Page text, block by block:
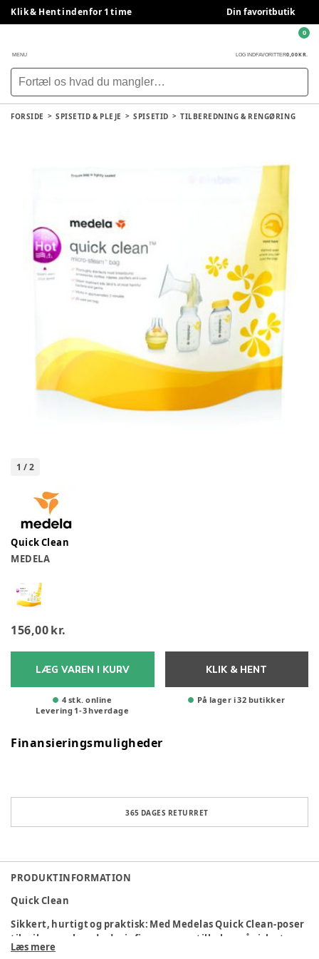
Klik & Hent indenfor 1 time Din favoritbutik
MENU LOG INDFAVORITTER0,00 KR.
0
FORSIDE SPISETID & PLEJE SPISETID TILBEREDNING & RENGØRING
1 /2
Quick Clean
MEDELA
156,00 kr.
LÆG VAREN I KURV
4 stk. online
Levering 1-3hverdage
KLIK & HENT
På lager i 32 butikker
Finansieringsmuligheder
365 DAGES RETURRET
PRODUKTINFORMATION
Quick Clean
Sikkert, hurtigt og praktisk: Med Medelas Quick Clean-poser
til mikroovn kan du desinficere ammetilbehør på cirka tre
minutter – det er hurtigere og nemmere end at koge det.
Læs mere